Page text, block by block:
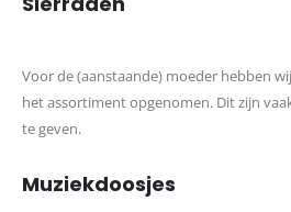
Voor de (aanstaande) moeder hebben
het assortiment opgenomen. Dit zijn
te geven.
Muziekdoosjes